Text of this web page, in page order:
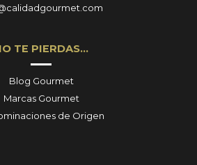
TE PIERDAS…
Blog Gourmet
Marcas Gourmet
de Origen